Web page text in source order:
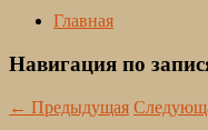
Главная
Навигация по
← Предыдущая